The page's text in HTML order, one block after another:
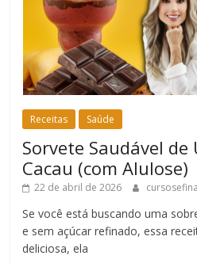
Receitas Saúde
Sorvete Saudável de
Cacau (com Alulose)
22 de abril de 2026
Se você está buscando uma
e sem açúcar refinado, essa
deliciosa, ela